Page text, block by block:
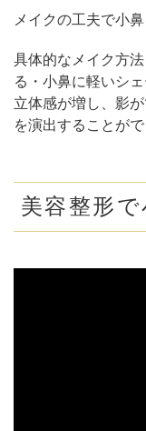
メイクの工夫で小
具体的なメイク方
る・小鼻に軽いシ
立体感が増し、影
を演出することがで
美容整形